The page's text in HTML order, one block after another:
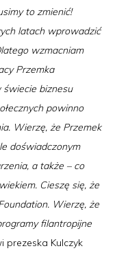
to zmienić!
latach wprowadzić
wzmacniam
Przemka
świecie biznesu
powinno
Wierzę, że Przemek
doświadczonym
a także – co
Cieszę się, że
Wierzę, że
filantropijne
prezeska Kulczyk